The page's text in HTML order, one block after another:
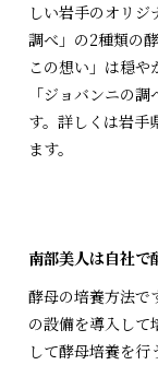
しい岩手のオリ
調べ」の2種類の
この想い」は穏や
「ジョバンニの
す。詳しくは岩手
ます。
南部美人は自社で
酵母の培養方法で
の設備を導入して
して酵母培養を行